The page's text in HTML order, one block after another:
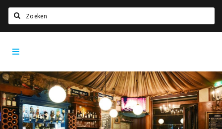
Home
Agenda
Bioscoopagenda
Deals
Nieuws